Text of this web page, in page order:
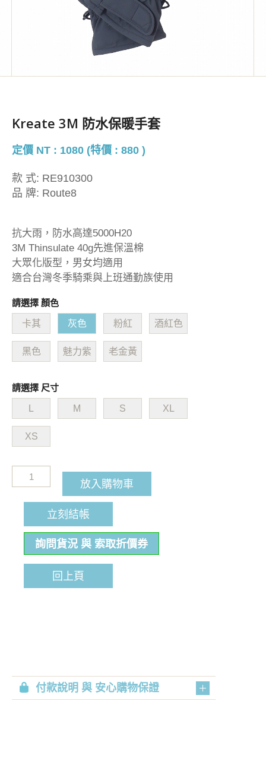
Kreate 3M 防水保暖手套
定價 NT : 1080 (特價 : 880 )
款 式: RE910300
品 牌: Route8
抗大雨，防水高達5000H20
3M Thinsulate 40g先進保溫棉
大眾化版型，男女均適用
適合台灣冬季騎乘與上班通勤族使用
請選擇 顏色
卡其 灰色 粉紅 酒紅色
黑色 魅力紫 老金黃
請選擇 尺寸
M S XL
XS
放入購物車
立刻結帳
詢問貨況 與 索取折價券
回上頁
付款說明 與 安心購物保證